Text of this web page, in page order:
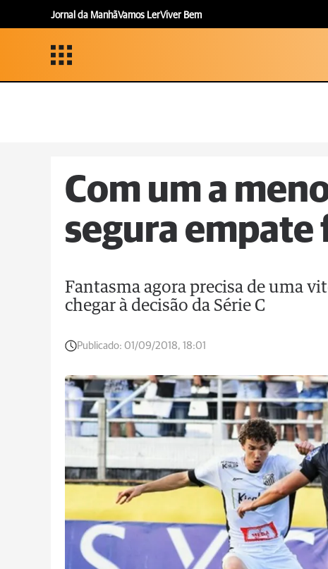
Jornal da ManhãVamos LerViver Bem
Com um a
segura empate
Fantasma agora precisa de uma
chegar à decisão da Série C
Publicado: 01/09/2018, 18:01